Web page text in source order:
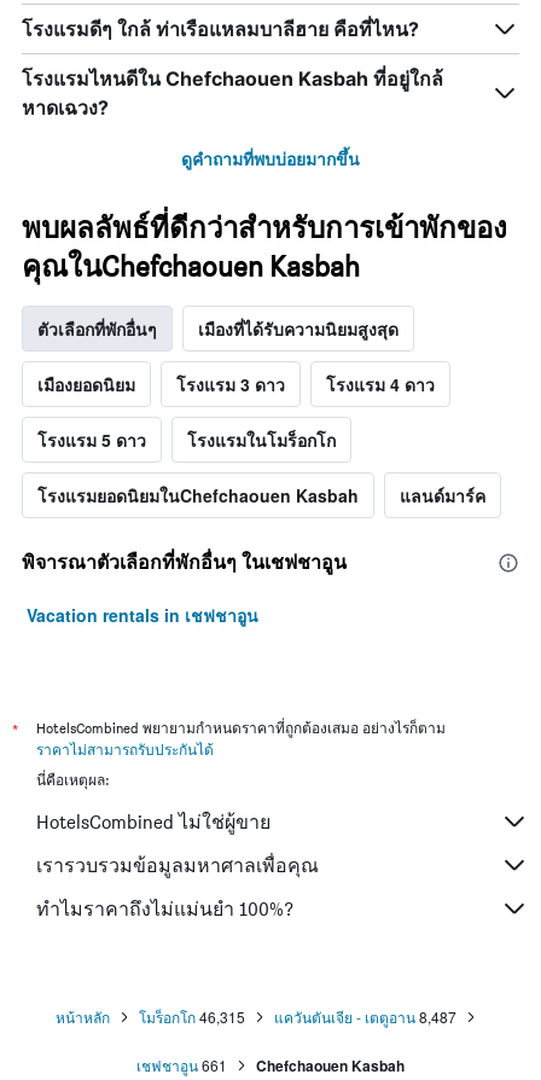
โรงแรมดีๆ ใกล้ ท่าเรือแหลมบาลีฮาย คือที่ไหน?
โรงแรมไหนดีใน Chefchaouen Kasbah ที่อยู่ใกล้
หาดเฉวง?
ดูคำถามที่พบบ่อยมากขึ้น
พบผลลัพธ์ที่ดีกว่าสำหรับการเข้าพักของ
คุณในChefchaouen Kasbah
ตัวเลือกที่พักอื่นๆ เมืองที่ได้รับความนิยมสูงสุด
เมืองยอดนิยม โรงแรม 3 ดาว โรงแรม 4 ดาว
โรงแรม 5 ดาว โรงแรมในโมร็อกโก
โรงแรมยอดนิยมในChefchaouen Kasbah แลนด์มาร์ค
พิจารณาตัวเลือกที่พักอื่นๆ ในเชฟชาอูน
Vacation rentals in เชฟชาอูน
*
HotelsCombined พยายามกำหนดราคาที่ถูกต้องเสมอ อย่างไรก็ตาม
ราคาไม่สามารถรับประกันได้
นี่คือเหตุผล:
HotelsCombined ไม่ใช่ผู้ขาย
เรารวบรวมข้อมูลมหาศาลเพื่อคุณ
ทำไมราคาถึงไม่แม่นยำ 100%?
หน้าหลัก โมร็อกโก46,315 แควันตันเจีย - เตตูอาน8,487
เชฟชาอูน661 Chefchaouen Kasbah